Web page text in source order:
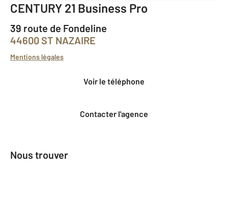
CENTURY 21 Business Pro
39 route de Fondeline
44600 ST NAZAIRE
Mentions légales
Voir le téléphone
Contacter l'agence
Nous trouver